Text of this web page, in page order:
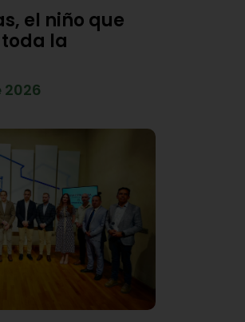
el niño que
la